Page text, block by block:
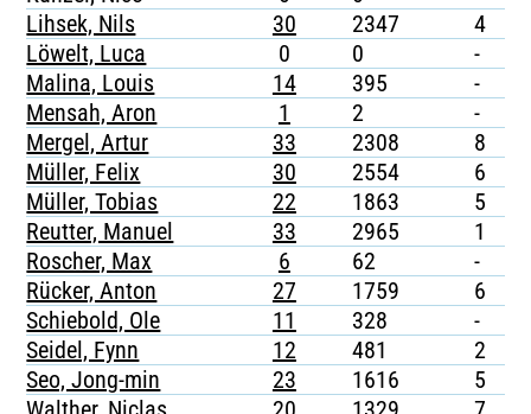
Lihsek, Nils
30 2347 4
Löwelt, Luca
0 0 -
Malina, Louis
14 395 -
Mensah, Aron
1 2 -
Mergel, Artur
33 2308 8
Müller, Felix
30 2554 6
Müller, Tobias
22 1863 5
Reutter, Manuel
33 2965 1
Roscher, Max
6 62 -
Rücker, Anton
27 1759 6
Schiebold, Ole
11 328 -
Seidel, Fynn
12 481 2
Seo, Jong-min
23 1616 5